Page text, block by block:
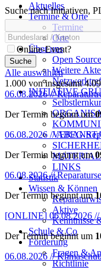
Aktuelles
Termine & Orte
Termine
Orte
Über uns
Open Source
Weitere
INITIATIVE
LINKS
Statistik
Wissen & Können
Aktive
Kenntnisse
Schule & Co
Förderung
Fragen &
Richtlinie
Suche nach Initiativen,
Online-Event?
Suche
Alle auswählen
1.000 von insgesamt
06.08.2026 //
Der Termin beginnt um
06.08.2026 // ABEG
Der Termin beginnt um
06.08.2026 //
Der Termin beginnt um
[ONLINE] 06.08.2026
Der Termin beginnt um
06.08.2026 //